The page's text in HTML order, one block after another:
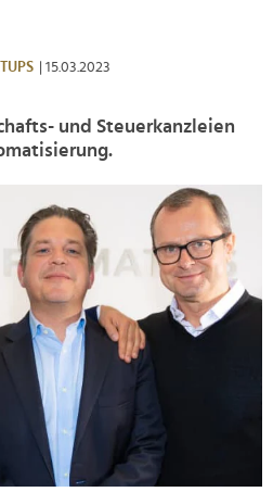
| 15.03.2023
und Steuerkanzleien